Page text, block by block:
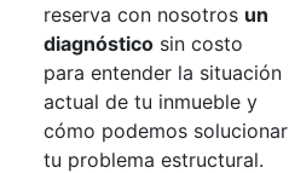
reserva con nosotros un
diagnósticosin costo
para entender la situación
actual de tu inmueble y
cómo podemos solucionar
tu problema estructural.